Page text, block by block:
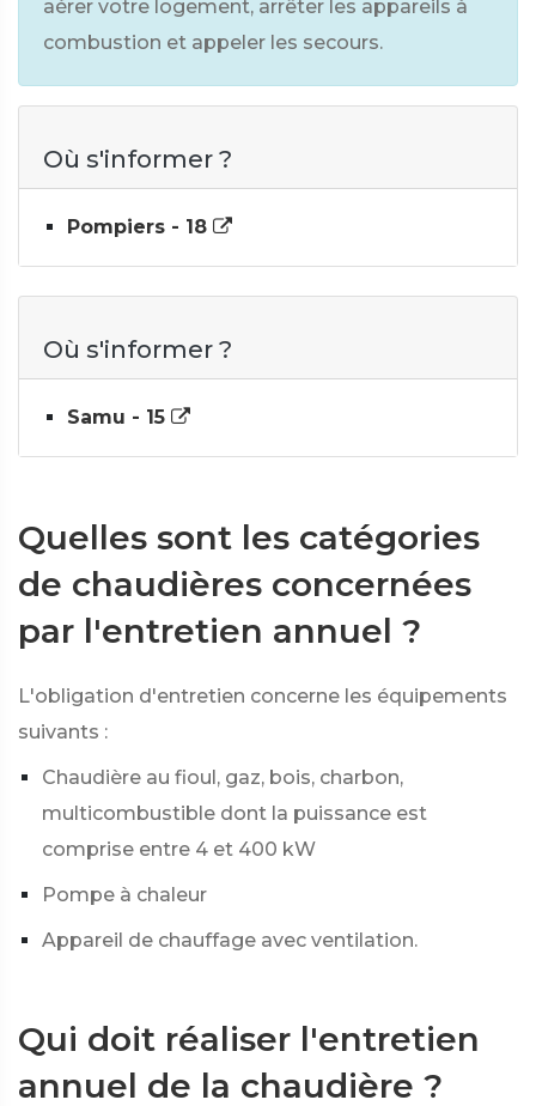
aérer votre logement, arrêter les appareils à
combustion et appeler les secours.
Où s'informer ?
Pompiers - 18
Où s'informer ?
Samu - 15
Quelles sont les catégories
de chaudières concernées
par l'entretien annuel ?
L'obligation d'entretien concerne les équipements
suivants :
Chaudière au fioul, gaz, bois, charbon,
multicombustible dont la puissance est
comprise entre 4 et 400 kW
Pompe à chaleur
Appareil de chauffage avec ventilation.
Qui doit réaliser l'entretien
annuel de la chaudière ?